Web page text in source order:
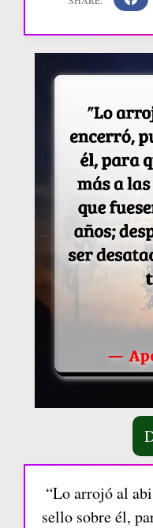
“Lo arrojó al
sello sobre él,